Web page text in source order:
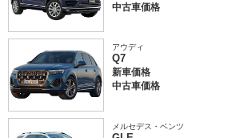
中古車価格
アウディ
Q7
新車価格
中古車価格
メルセデス・ベンツ